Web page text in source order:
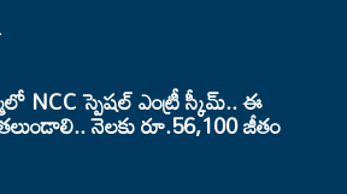
NCC స్పెషల్ ఎంట్రీ స్కీమ్.. ఈ
నెలకు రూ.56,100 జీతం